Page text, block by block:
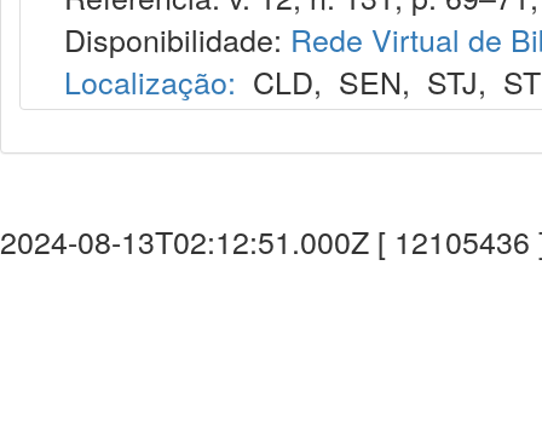
Disponibilidade: Rede Virtual de
Localização: CLD, SEN, STJ,
2024-08-13T02:12:51.000Z [ 12105436